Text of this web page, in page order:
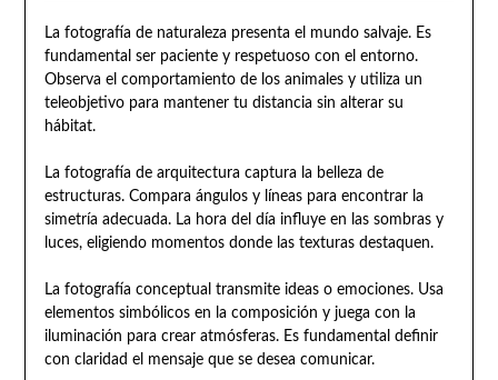
La fotografía de naturaleza presenta el mundo salvaje. Es
fundamental ser paciente y respetuoso con el entorno.
Observa el comportamiento de los animales y utiliza un
teleobjetivo para mantener tu distancia sin alterar su
hábitat.
La fotografía de arquitectura captura la belleza de
estructuras. Compara ángulos y líneas para encontrar la
simetría adecuada. La hora del día influye en las sombras y
luces, eligiendo momentos donde las texturas destaquen.
La fotografía conceptual transmite ideas o emociones. Usa
elementos simbólicos en la composición y juega con la
iluminación para crear atmósferas. Es fundamental definir
con claridad el mensaje que se desea comunicar.